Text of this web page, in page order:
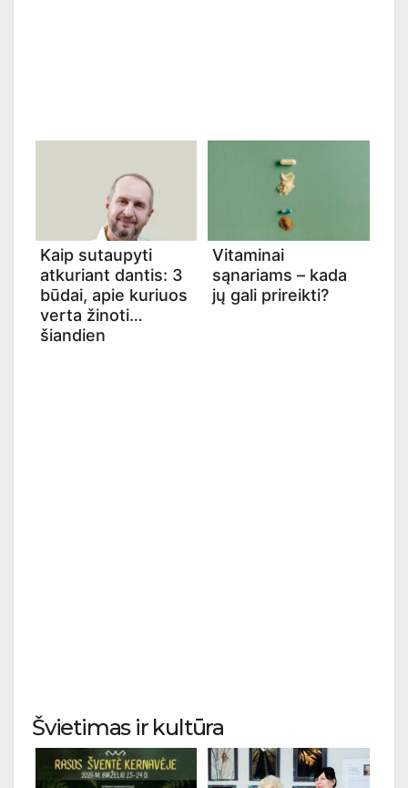
Kaip sutaupyti
atkuriant dantis: 3
būdai, apie kuriuos
verta žinoti
šiandien
Vitaminai
sąnariams – kada
jų gali prireikti?
Švietimas ir kultūra